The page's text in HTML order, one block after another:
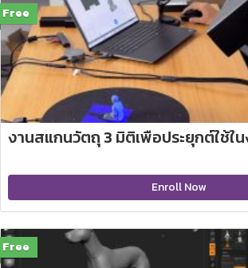
Free
งานสแกนวัตถุ 3 มิติเพื่อประยุกต์ใช้ใน
Enroll Now
Free